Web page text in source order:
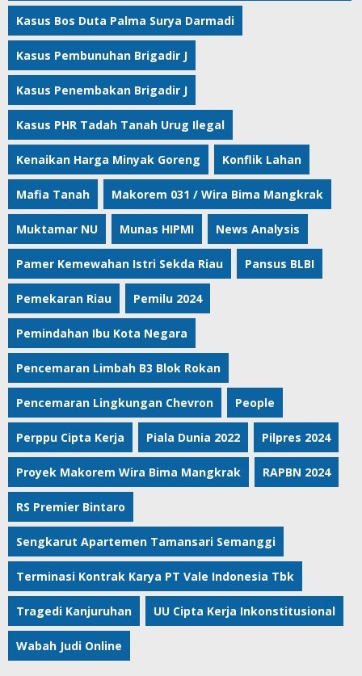
Kasus Bos Duta Palma Surya Darmadi
Kasus Pembunuhan Brigadir J
Kasus Penembakan Brigadir J
Kasus PHR Tadah Tanah Urug Ilegal
Kenaikan Harga Minyak Goreng Konflik Lahan
Mafia Tanah Makorem 031 / Wira Bima Mangkrak
Muktamar NU Munas HIPMI News Analysis
Pamer Kemewahan Istri Sekda Riau Pansus BLBI
Pemekaran Riau Pemilu 2024
Pemindahan Ibu Kota Negara
Pencemaran Limbah B3 Blok Rokan
Pencemaran Lingkungan Chevron People
Perppu Cipta Kerja Piala Dunia 2022 Pilpres 2024
Proyek Makorem Wira Bima Mangkrak RAPBN 2024
RS Premier Bintaro
Sengkarut Apartemen Tamansari Semanggi
Terminasi Kontrak Karya PT Vale Indonesia Tbk
Tragedi Kanjuruhan UU Cipta Kerja Inkonstitusional
Wabah Judi Online